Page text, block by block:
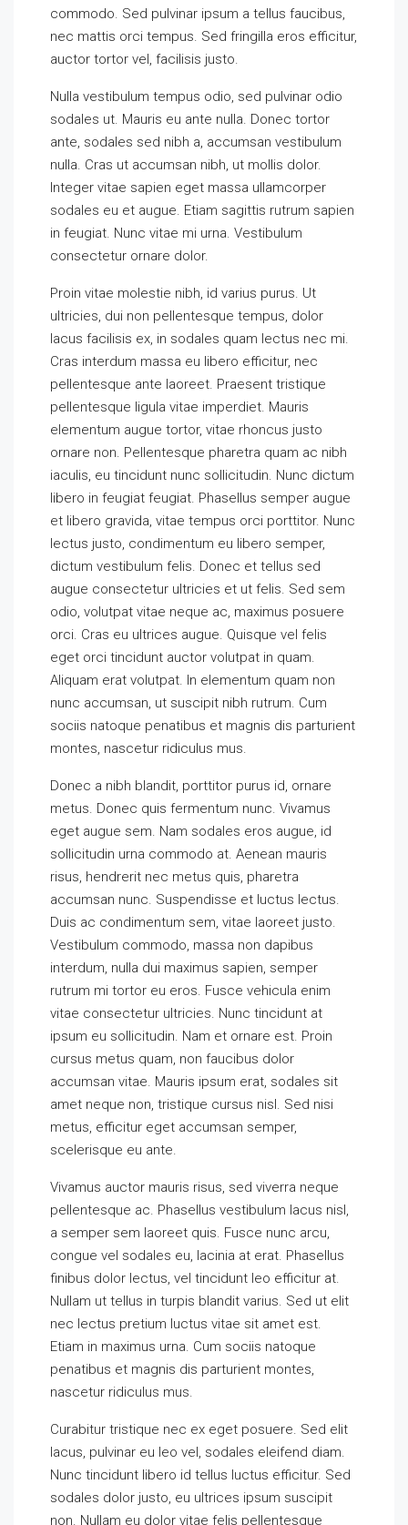
commodo. Sed pulvinar ipsum a tellus faucibus,
nec mattis orci tempus. Sed fringilla eros efficitur,
auctor tortor vel, facilisis justo.
Nulla vestibulum tempus odio, sed pulvinar odio
sodales ut. Mauris eu ante nulla. Donec tortor
ante, sodales sed nibh a, accumsan vestibulum
nulla. Cras ut accumsan nibh, ut mollis dolor.
Integer vitae sapien eget massa ullamcorper
sodales eu et augue. Etiam sagittis rutrum sapien
in feugiat. Nunc vitae mi urna. Vestibulum
consectetur ornare dolor.
Proin vitae molestie nibh, id varius purus. Ut
ultricies, dui non pellentesque tempus, dolor
lacus facilisis ex, in sodales quam lectus nec mi.
Cras interdum massa eu libero efficitur, nec
pellentesque ante laoreet. Praesent tristique
pellentesque ligula vitae imperdiet. Mauris
elementum augue tortor, vitae rhoncus justo
ornare non. Pellentesque pharetra quam ac nibh
iaculis, eu tincidunt nunc sollicitudin. Nunc dictum
libero in feugiat feugiat. Phasellus semper augue
et libero gravida, vitae tempus orci porttitor. Nunc
lectus justo, condimentum eu libero semper,
dictum vestibulum felis. Donec et tellus sed
augue consectetur ultricies et ut felis. Sed sem
odio, volutpat vitae neque ac, maximus posuere
orci. Cras eu ultrices augue. Quisque vel felis
eget orci tincidunt auctor volutpat in quam.
Aliquam erat volutpat. In elementum quam non
nunc accumsan, ut suscipit nibh rutrum. Cum
sociis natoque penatibus et magnis dis parturient
montes, nascetur ridiculus mus.
Donec a nibh blandit, porttitor purus id, ornare
metus. Donec quis fermentum nunc. Vivamus
eget augue sem. Nam sodales eros augue, id
sollicitudin urna commodo at. Aenean mauris
risus, hendrerit nec metus quis, pharetra
accumsan nunc. Suspendisse et luctus lectus.
Duis ac condimentum sem, vitae laoreet justo.
Vestibulum commodo, massa non dapibus
interdum, nulla dui maximus sapien, semper
rutrum mi tortor eu eros. Fusce vehicula enim
vitae consectetur ultricies. Nunc tincidunt at
ipsum eu sollicitudin. Nam et ornare est. Proin
cursus metus quam, non faucibus dolor
accumsan vitae. Mauris ipsum erat, sodales sit
amet neque non, tristique cursus nisl. Sed nisi
metus, efficitur eget accumsan semper,
scelerisque eu ante.
Vivamus auctor mauris risus, sed viverra neque
pellentesque ac. Phasellus vestibulum lacus nisl,
a semper sem laoreet quis. Fusce nunc arcu,
congue vel sodales eu, lacinia at erat. Phasellus
finibus dolor lectus, vel tincidunt leo efficitur at.
Nullam ut tellus in turpis blandit varius. Sed ut elit
nec lectus pretium luctus vitae sit amet est.
Etiam in maximus urna. Cum sociis natoque
penatibus et magnis dis parturient montes,
nascetur ridiculus mus.
Curabitur tristique nec ex eget posuere. Sed elit
lacus, pulvinar eu leo vel, sodales eleifend diam.
Nunc tincidunt libero id tellus luctus efficitur. Sed
sodales dolor justo, eu ultrices ipsum suscipit
non. Nullam eu dolor vitae felis pellentesque